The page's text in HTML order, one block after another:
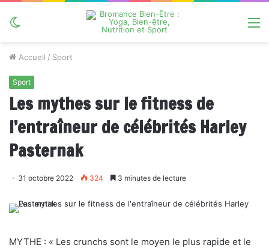
Accueil / Sport
Sport
Les mythes sur le fitness de
l’entraîneur de célébrités Harley
Pasternak
31 octobre 2022 324 3 minutes de lecture
MYTHE : « Les crunchs sont le moyen le plus rapide et le